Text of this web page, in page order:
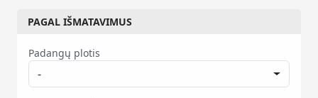
PAGAL IŠMATAVIMUS
Padangų plotis
-